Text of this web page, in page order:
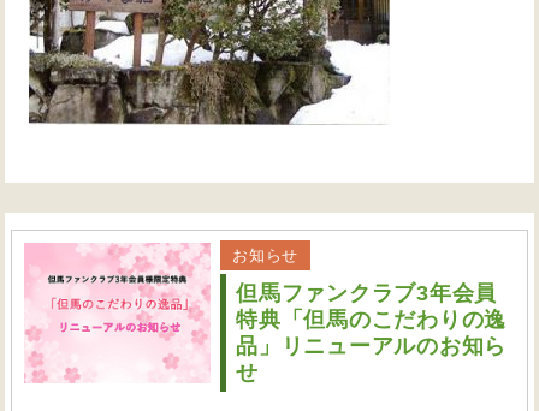
お知らせ
但馬ファンクラブ3年会員
特典「但馬のこだわりの逸
品」リニューアルのお知ら
せ